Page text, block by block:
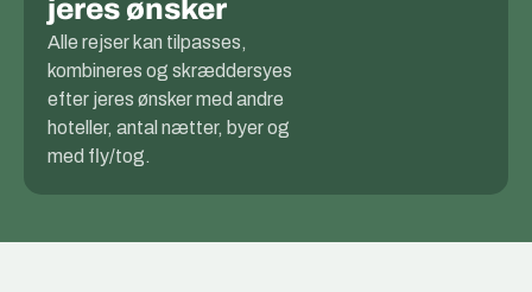
jeres ønsker
Alle rejser kan tilpasses,
kombineres og skræddersyes
efter jeres ønsker med andre
hoteller, antal nætter, byer og
med fly/tog.